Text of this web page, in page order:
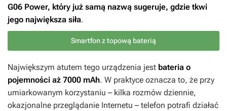
G06 Power, który już samą nazwą sugeruje, gdzie tkwi
jego największa siła.
Smartfon z topową baterią
Największym atutem tego urządzenia jest bateria o
pojemności aż 7000 mAh. W praktyce oznacza to, że przy
umiarkowanym korzystaniu – kilka rozmów dziennie,
okazjonalne przeglądanie Internetu – telefon potrafi działać